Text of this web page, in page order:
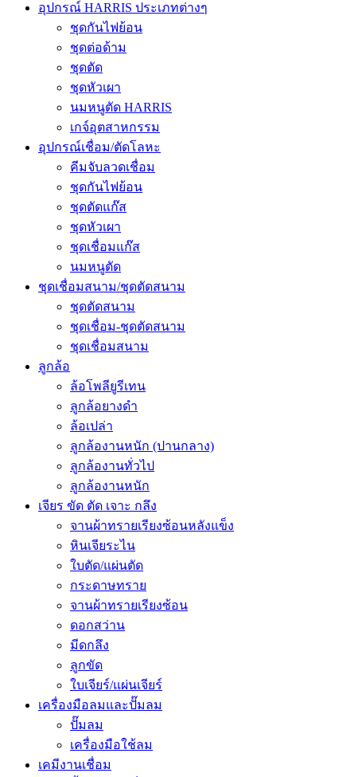
อุปกรณ์ HARRIS ประเภทต่างๆ
ชุดกันไฟย้อน
ชุดต่อด้าม
ชุดตัด
ชุดหัวเผา
นมหนูตัด HARRIS
เกจ์อุตสาหกรรม
อุปกรณ์เชื่อม/ตัดโลหะ
คีมจับลวดเชื่อม
ชุดกันไฟย้อน
ชุดตัดแก๊ส
ชุดหัวเผา
ชุดเชื่อมแก๊ส
นมหนูตัด
ชุดเชื่อมสนาม/ชุดตัดสนาม
ชุดตัดสนาม
ชุดเชื่อม-ชุดตัดสนาม
ชุดเชื่อมสนาม
ลูกล้อ
ล้อโพลียูรีเทน
ลูกล้อยางดำ
ล้อเปล่า
ลูกล้องานหนัก (ปานกลาง)
ลูกล้องานทั่วไป
ลูกล้องานหนัก
เจียร ขัด ตัด เจาะ กลึง
จานผ้าทรายเรียงซ้อนหลังแข็ง
หินเจียระไน
ใบตัด/แผ่นตัด
กระดาษทราย
จานผ้าทรายเรียงซ้อน
ดอกสว่าน
มีดกลึง
ลูกขัด
ใบเจียร์/แผ่นเจียร์
เครื่องมือลมและปั๊มลม
ปั๊มลม
เครื่องมือใช้ลม
เคมีงานเชื่อม